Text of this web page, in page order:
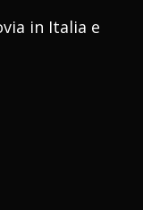
in Italia e